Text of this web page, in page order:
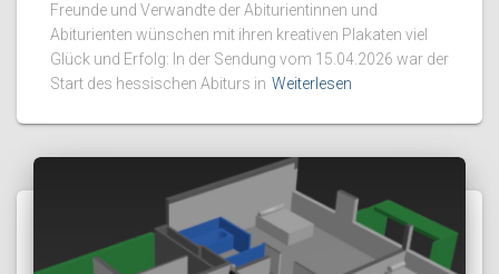
Freunde und Verwandte der Abiturientinnen und
Abiturienten wünschen mit ihren kreativen Plakaten viel
Glück und Erfolg: In der Sendung vom 15.04.2026 war der
Start des hessischen Abiturs in Weiterlesen